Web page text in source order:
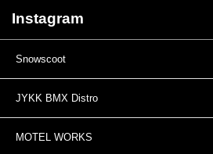
Instagram
Snowscoot
JYKK BMX Distro
MOTEL WORKS